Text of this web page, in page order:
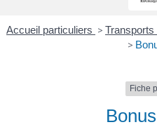
Accueil particuliers > Transports
>
Fiche